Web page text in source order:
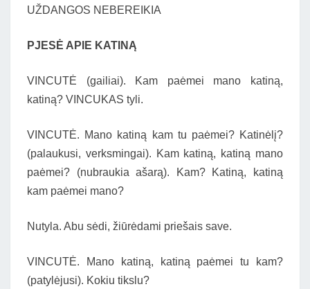
UŽDANGOS NEBEREIKIA
PJESĖ APIE KATINĄ
VINCUTĖ (gailiai). Kam paėmei mano katiną,
katiną? VINCUKAS tyli.
VINCUTĖ. Mano katiną kam tu paėmei? Katinėlį?
(palaukusi, verksmingai). Kam katiną, katiną mano
paėmei? (nubraukia ašarą). Kam? Katiną, katiną
kam paėmei mano?
Nutyla. Abu sėdi, žiūrėdami priešais save.
VINCUTĖ. Mano katiną, katiną paėmei tu kam?
(patylėjusi). Kokiu tikslu?